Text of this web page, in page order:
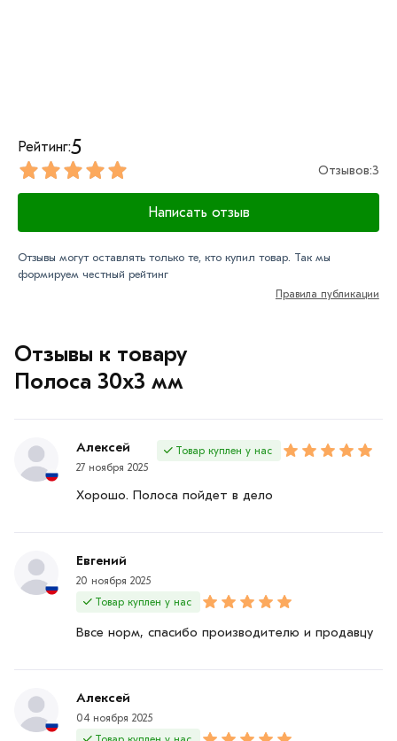
Отзывы к товару
Полоса 30х3 мм
Алексей
27 ноября 2025
Товар куплен у нас
Хорошо. Полоса пойдет в дело
Евгений
20 ноября 2025
Товар куплен у нас
Ввсе норм, спасибо производителю и продавцу
Алексей
04 ноября 2025
Рейтинг:5
Отзывов:3
Написать отзыв
Отзывы могут оставлять только те, кто купил товар. Так мы
формируем честный рейтинг
Правила публикации